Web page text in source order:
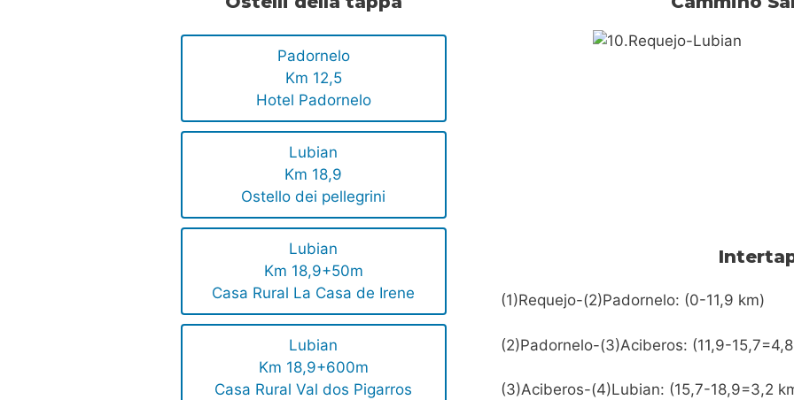
Padornelo
Km 12,5
Hotel Padornelo
Lubian
Km 18,9
Ostello dei pellegrini
Lubian
Km 18,9+50m
Casa Rural La Casa de Irene
Lubian
Km 18,9+600m
Casa Rural Val dos Pigarros
(1)Requejo-(2)Padornelo: (0-11,9 km)
(2)Padornelo-(3)Aciberos: (11,9-
(3)Aciberos-(4)Lubian: (15,7-18,9=3,2